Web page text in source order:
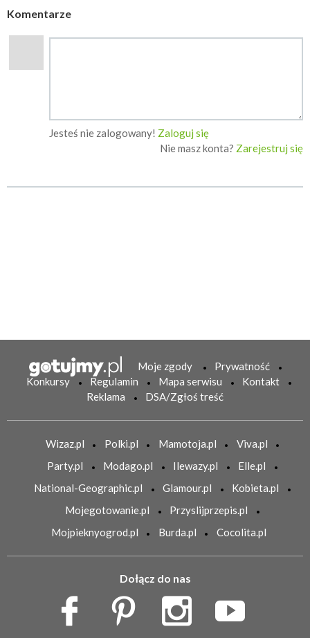
Komentarze
Jesteś nie zalogowany! Zaloguj się
Nie masz konta? Zarejestruj się
Moje zgody
Prywatność
Konkursy
Regulamin Mapa serwisu
Kontakt
Reklama
DSA/Zgłoś treść
Wizaz.pl Polki.pl Mamotoja.pl
Viva.pl
Party.pl
Modago.pl Ilewazy.pl
Elle.pl
National-Geographic.pl
Glamour.pl
Kobieta.pl
Mojegotowanie.pl
Przyslijprzepis.pl
Mojpieknyogrod.pl
Burda.pl Cocolita.pl
Dołącz do nas